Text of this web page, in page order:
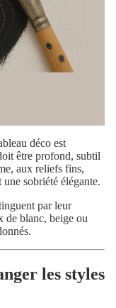
déco est
être profond, subtil
aux reliefs fins,
sobriété élégante.
par leur
de blanc, beige ou
les styles